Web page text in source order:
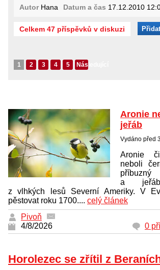
AutorHana Datum a čas 17.12.2010
Celkem 47 příspěvků v diskuzi
1 2 3 4 5 Následující
Aronie
jeřáb
Vydáno před
Aronie
neboli
a
z vlhkých lesů Severní Ameriky. V
pěstovat roku 1700.... celý článek
Pivoň
4/8/2026
0
Horolezec se zřítil z